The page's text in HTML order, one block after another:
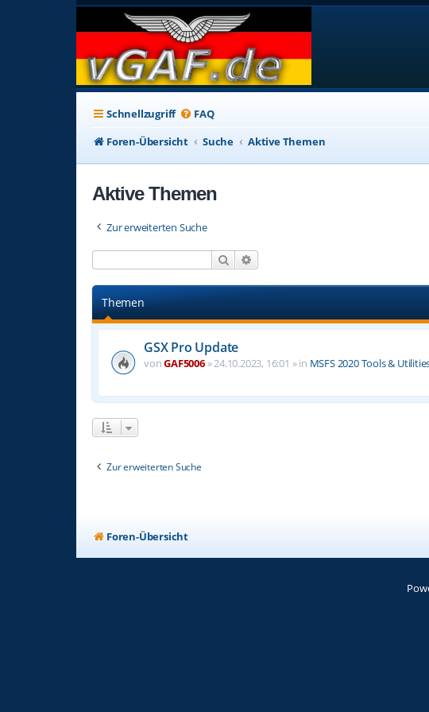
Schnellzugriff FAQ
Foren-Übersicht
Suche Aktive Themen
Aktive Themen
Zur erweiterten Suche
Suche
Themen
GSX Pro Update
vonGAF5006»24.10.2023, 16:01 » in MSFS 2020 Tools &
Zur erweiterten Suche
Foren-Übersicht